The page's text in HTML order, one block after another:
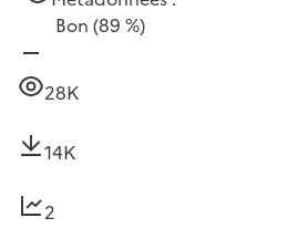
Bon (89 %)
28K
14K
2